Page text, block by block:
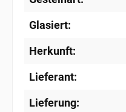
Glasiert:
Herkunft:
Lieferant:
Lieferung: